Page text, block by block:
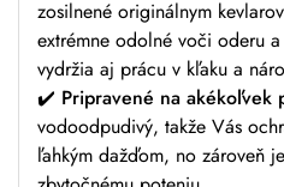
zosilnené originálnym
extrémne odolné voči oderu
vydržia aj prácu v kľaku a
✔️ Pripravené na akékoľvek
vodoodpudivý, takže Vás
ľahkým dažďom, no zároveň